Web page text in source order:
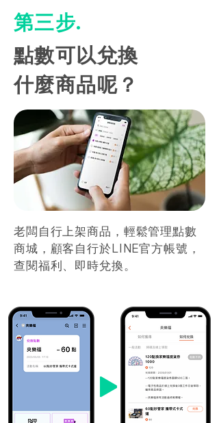
​第三步.
點數可以兌換
什麼商品呢？
老闆自行上架商品，輕鬆管理點數
商城，顧客自行於LINE官方帳號，
查閱福利、即時兌換。